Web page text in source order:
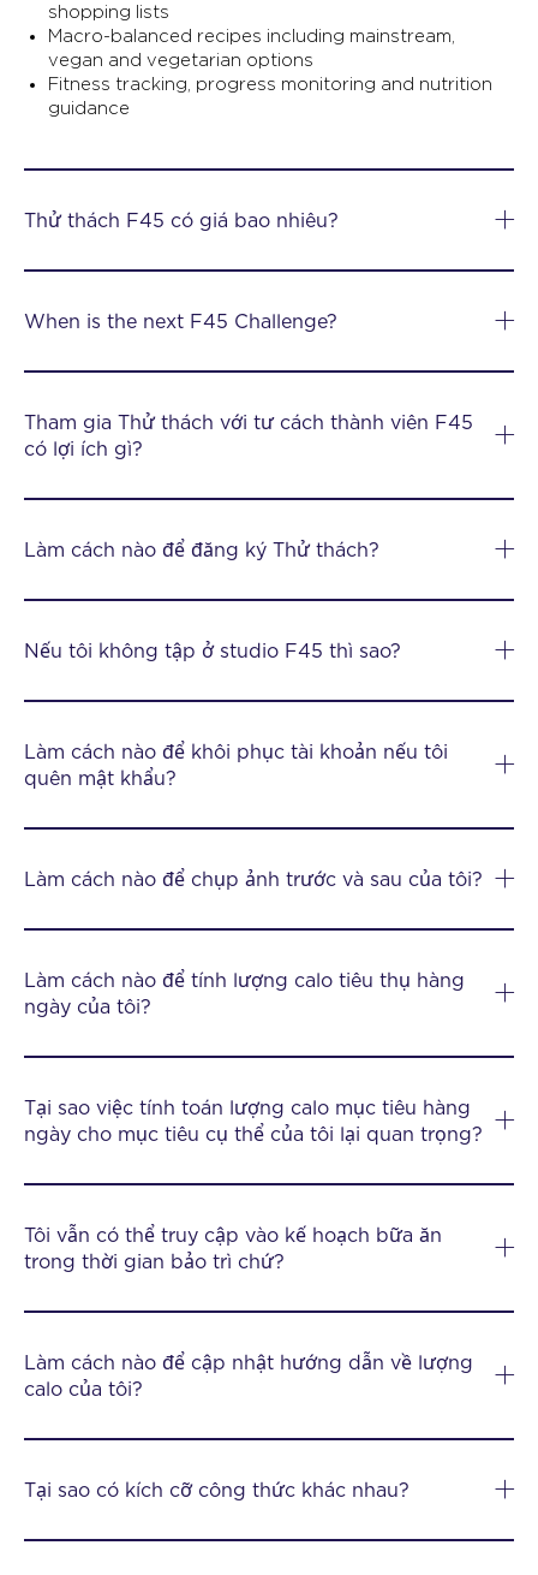
shopping lists
Macro-balanced recipes including mainstream,
vegan and vegetarian options
Fitness tracking, progress monitoring and nutrition
guidance
Thử thách F45 có giá bao nhiêu?
When is the next F45 Challenge?
Tham gia Thử thách với tư cách thành viên F45
có lợi ích gì?
Làm cách nào để đăng ký Thử thách?
Nếu tôi không tập ở studio F45 thì sao?
Làm cách nào để khôi phục tài khoản nếu tôi
quên mật khẩu?
Làm cách nào để chụp ảnh trước và sau của tôi?
Làm cách nào để tính lượng calo tiêu thụ hàng
ngày của tôi?
Tại sao việc tính toán lượng calo mục tiêu hàng
ngày cho mục tiêu cụ thể của tôi lại quan trọng?
Tôi vẫn có thể truy cập vào kế hoạch bữa ăn
trong thời gian bảo trì chứ?
Làm cách nào để cập nhật hướng dẫn về lượng
calo của tôi?
Tại sao có kích cỡ công thức khác nhau?